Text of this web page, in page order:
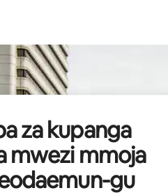
za kupanga
mwezi mmoja
gu